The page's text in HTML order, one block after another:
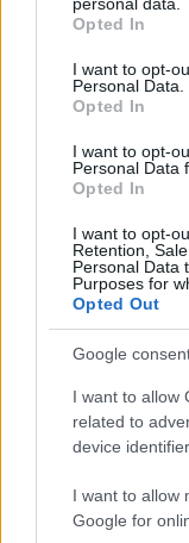
grant or deny
use your data for
consent section.
Opted In
I want to opt-
Personal Data.
Opted In
I want to opt-
Personal Data
Opted In
I want to opt-
Retention,
Personal Data
Purposes for
Opted Out
Google
I want to allow
related to
device
I want to allow
Google for
Yhtiökoko
Keskikokoiset
Pienet
Mikrot
Yhtiömuodot
Yksityinen
Asunto-
Avoin yhtiö
Toiminimi
Järjestöt ja